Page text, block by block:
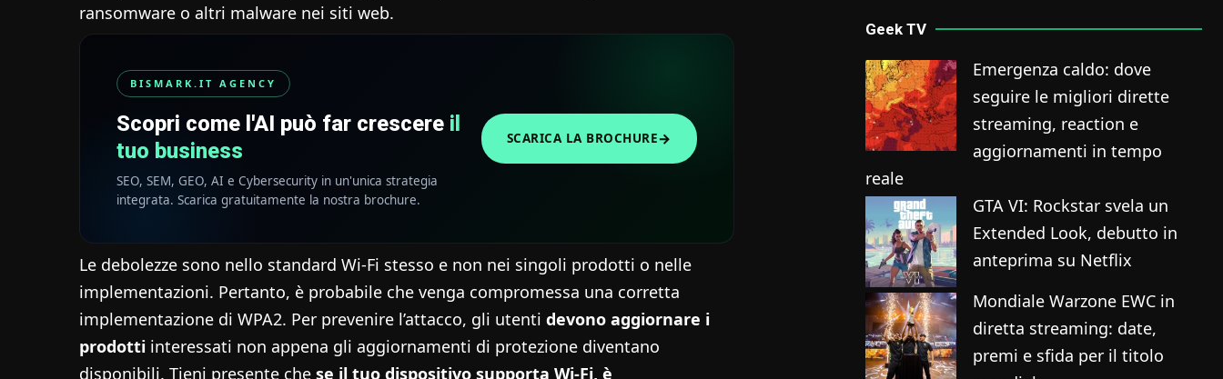
ransomware o altri malware nei siti web.
BISMARK.IT AGENCY
Scopri come l'AI può far crescere il
tuo business
SEO, SEM, GEO, AI e Cybersecurity in un'unica strategia
integrata. Scarica gratuitamente la nostra brochure.
SCARICA LA BROCHURE→
Le debolezze sono nello standard Wi-Fi stesso e non nei singoli prodotti o nelle
implementazioni. Pertanto, è probabile che venga compromessa una corretta
implementazione di WPA2. Per prevenire l’attacco, gli utenti devono aggiornare i
prodottiinteressati non appena gli aggiornamenti di protezione diventano
disponibili. Tieni presente che se il tuo dispositivo supporta Wi-Fi, è
Geek TV
Emergenza caldo: dove
seguire le migliori dirette
streaming, reaction e
aggiornamenti in tempo
reale
GTA VI: Rockstar svela un
Extended Look, debutto in
anteprima su Netflix
Mondiale Warzone EWC in
diretta streaming: date,
premi e sfida per il titolo